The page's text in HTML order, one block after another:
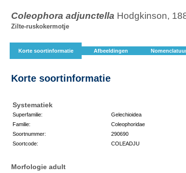
Coleophora adjunctella Hodgkinson,
Zilte-ruskokermotje
Korte soortinformatie Afbeeldingen
Korte soortinformatie
Systematiek
Superfamilie:
Gelechioidea
Familie:
Coleophoridae
Soortnummer:
290690
Soortcode:
COLEADJU
Morfologie adult